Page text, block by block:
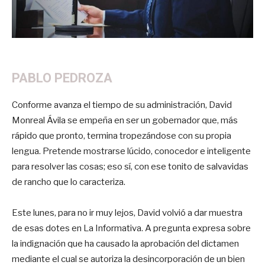
PABLO PEDROZA
Conforme avanza el tiempo de su administración, David
Monreal Ávila se empeña en ser un gobernador que, más
rápido que pronto, termina tropezándose con su propia
lengua. Pretende mostrarse lúcido, conocedor e inteligente
para resolver las cosas; eso sí, con ese tonito de salvavidas
de rancho que lo caracteriza.
Este lunes, para no ir muy lejos, David volvió a dar muestra
de esas dotes en La Informativa. A pregunta expresa sobre
la indignación que ha causado la aprobación del dictamen
mediante el cual se autoriza la desincorporación de un bien